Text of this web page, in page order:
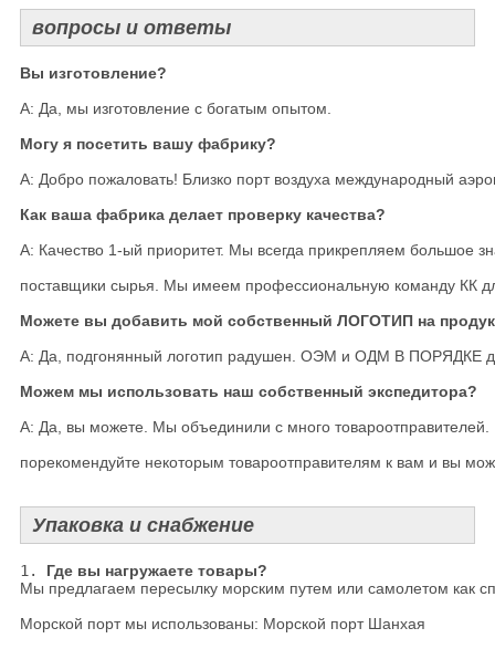
вопросы и ответы
Вы изготовление?
А: Да, мы изготовление с богатым опытом.
Могу я посетить вашу фабрику?
А: Добро пожаловать! Близко порт воздуха международный
Как ваша фабрика делает проверку качества?
А: Качество 1-ый приоритет. Мы всегда прикрепляем большое
поставщики сырья. Мы имеем профессиональную команду КК
Можете вы добавить мой собственный ЛОГОТИП на
А: Да, подгонянный логотип радушен. ОЭМ и ОДМ В ПОРЯДКЕ
Можем мы использовать наш собственный экспедитора?
А: Да, вы можете. Мы объединили с много
порекомендуйте некоторым товароотправителям к вам и вы
Упаковка и снабжение
1. Где вы нагружаете товары?
Мы предлагаем пересылку морским путем или самолетом как
Морской порт мы использованы: Морской порт Шанхая